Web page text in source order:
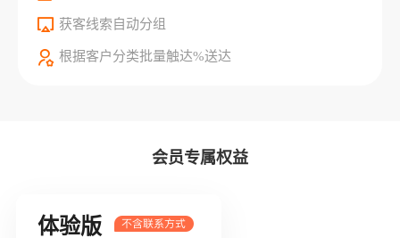
获客线索自动分组
根据客户分类批量触达%送达
会员专属权益
体验版